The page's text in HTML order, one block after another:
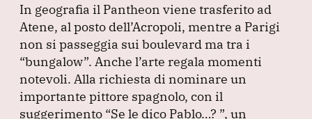
In geografia il Pantheon viene trasferito ad
Atene, al posto dell’Acropoli, mentre a Parigi
non si passeggia sui boulevard ma tra i
“bungalow”. Anche l’arte regala momenti
notevoli. Alla richiesta di nominare un
importante pittore spagnolo, con il
suggerimento “Se le dico Pablo…? ”, un